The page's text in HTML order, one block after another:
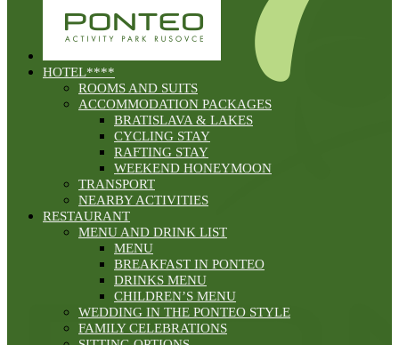
HOTEL****
ROOMS AND SUITS
ACCOMMODATION PACKAGES
BRATISLAVA & LAKES
CYCLING STAY
RAFTING STAY
WEEKEND HONEYMOON
TRANSPORT
NEARBY ACTIVITIES
RESTAURANT
MENU AND DRINK LIST
MENU
BREAKFAST IN PONTEO
DRINKS MENU
CHILDREN’S MENU
WEDDING IN THE PONTEO STYLE
FAMILY CELEBRATIONS